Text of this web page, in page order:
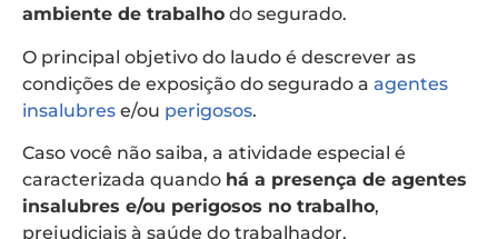
ambiente de trabalho do segurado.
O principal objetivo do laudo é descrever as
condições de exposição do segurado a agentes
insalubres e/ou perigosos.
Caso você não saiba, a atividade especial é
caracterizada quando há a presença de agentes
insalubres e/ou perigosos no trabalho,
prejudiciais à saúde do trabalhador.